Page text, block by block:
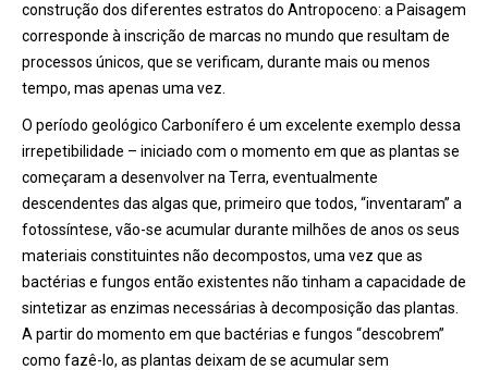
construção dos diferentes estratos do Antropoceno: a Paisagem
corresponde à inscrição de marcas no mundo que resultam de
processos únicos, que se verificam, durante mais ou menos
tempo, mas apenas uma vez.
O período geológico Carbonífero é um excelente exemplo dessa
irrepetibilidade – iniciado com o momento em que as plantas se
começaram a desenvolver na Terra, eventualmente
descendentes das algas que, primeiro que todos, “inventaram” a
fotossíntese, vão-se acumular durante milhões de anos os seus
materiais constituintes não decompostos, uma vez que as
bactérias e fungos então existentes não tinham a capacidade de
sintetizar as enzimas necessárias à decomposição das plantas.
A partir do momento em que bactérias e fungos “descobrem”
como fazê-lo, as plantas deixam de se acumular sem